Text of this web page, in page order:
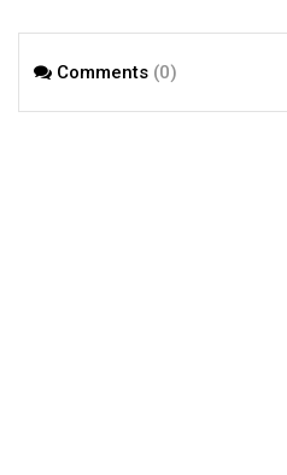
Comments (0)